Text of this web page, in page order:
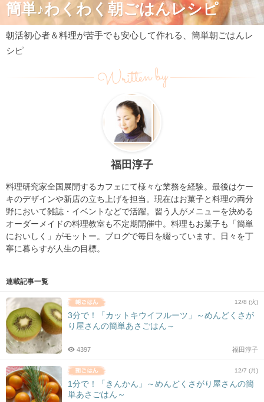
簡単♪わくわく朝ごはんレシピ
朝活初心者＆料理が苦手でも安心して作れる、簡単朝ごはんレ
シピ
Written by
福田淳子
料理研究家全国展開するカフェにて様々な業務を経験。最後はケー
キのデザインや新店の立ち上げを担当。現在はお菓子と料理の両分
野において雑誌・イベントなどで活躍。習う人がメニューを決める
オーダーメイドの料理教室も不定期開催中。料理もお菓子も「簡単
においしく」がモットー。ブログで毎日を綴っています。日々を丁
寧に暮らすが人生の目標。
連載記事一覧
12/8 (火)
3分で！「カットキウイフルーツ」～めんどくさが
り屋さんの簡単あさごはん～
福田淳子
4397
12/7 (月)
1分で！「きんかん」～めんどくさがり屋さんの簡
単あさごはん～